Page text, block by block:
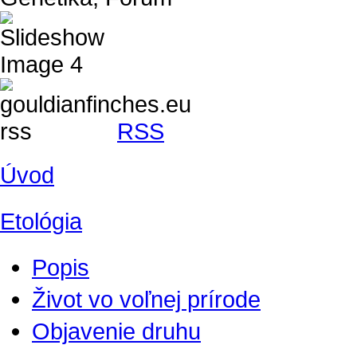
RSS
Úvod
Etológia
Popis
Život vo voľnej prírode
Objavenie druhu